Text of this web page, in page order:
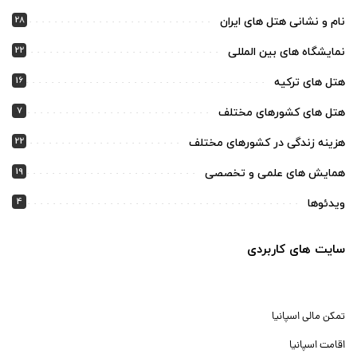
نام و نشانی هتل های ایران 28
نمایشگاه های بین المللی 22
هتل های ترکیه 16
هتل های کشورهای مختلف 7
هزینه زندگی در کشورهای مختلف 22
همایش های علمی و تخصصی 19
ویدئوها 4
سایت های کاربردی
تمکن مالی اسپانیا
اقامت اسپانیا